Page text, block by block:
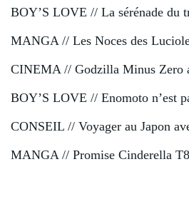
BOY’S LOVE // La sérénade du
MANGA // Les Noces des
CINEMA // Godzilla Minus Zero
BOY’S LOVE // Enomoto n’est
CONSEIL // Voyager au Japon
MANGA // Promise Cinderella T8